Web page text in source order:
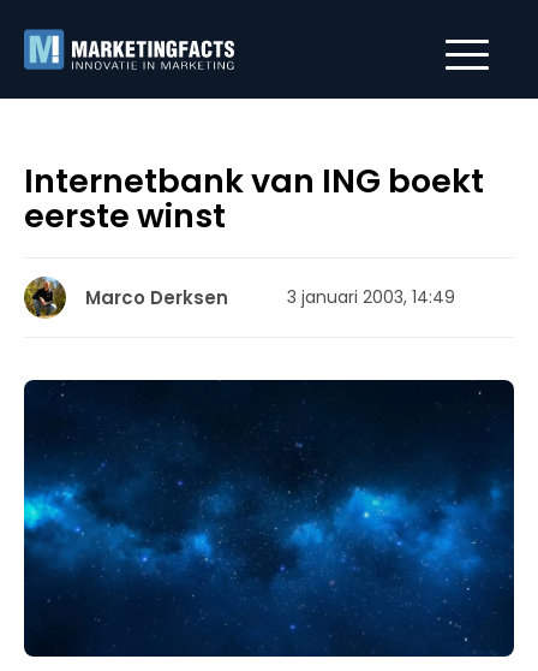
Internetbank van ING boekt
eerste winst
Marco Derksen 3 januari 2003, 14:49